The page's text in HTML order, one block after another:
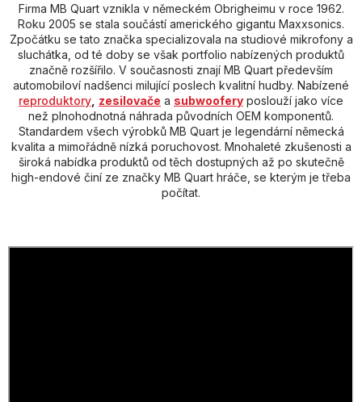
Firma MB Quart vznikla v německém Obrigheimu v roce 1962.
Roku 2005 se stala součástí amerického gigantu Maxxsonics.
Zpočátku se tato značka specializovala na studiové mikrofony a
sluchátka, od té doby se však portfolio nabízených produktů
značně rozšířilo. V současnosti znají MB Quart především
automobiloví nadšenci milující poslech kvalitní hudby. Nabízené
reproduktory zesilovače a subwoofery poslouží jako více
než plnohodnotná náhrada původních OEM komponentů.
Standardem všech výrobků MB Quart je legendární německá
kvalita a mimořádně nízká poruchovost. Mnohaleté zkušenosti a
široká nabídka produktů od těch dostupných až po skutečně
high-endové činí ze značky MB Quart hráče, se kterým je třeba
počítat.